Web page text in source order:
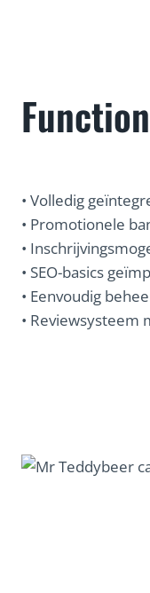
• Volledig
• Promotionele
•
• SEO-basics
• Eenvoudig
• Reviewsysteem